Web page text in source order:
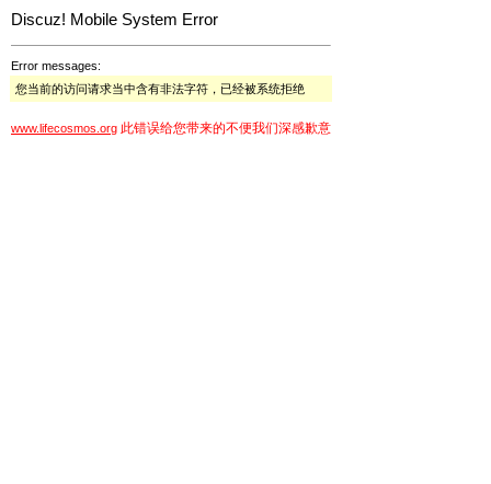
Discuz! Mobile System Error
Error messages:
您当前的访问请求当中含有非法字符，已经被系统拒绝
www.lifecosmos.org 此错误给您带来的不便我们深感歉意